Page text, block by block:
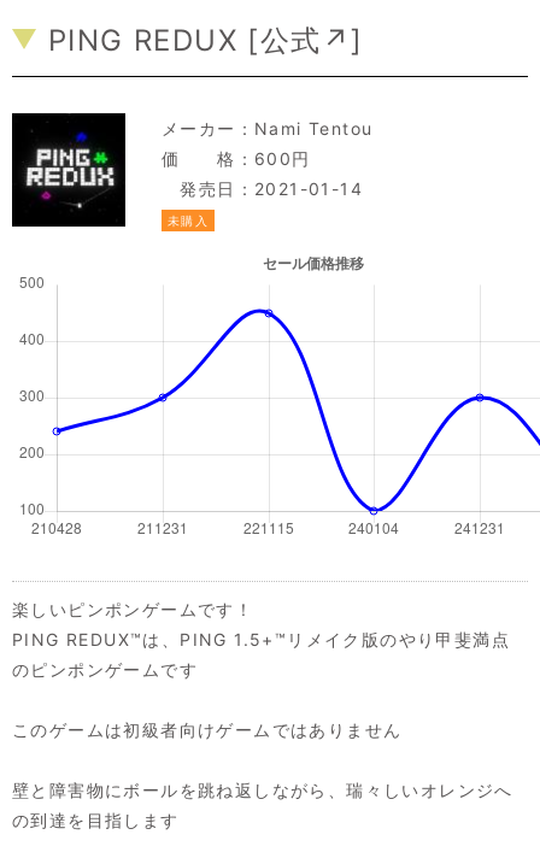
PING REDUX [公式↗]
メーカー： Nami Tentou
価 格：600円
発売日：2021-01-14
未購入
楽しいピンポンゲームです！
PING REDUX™は、PING 1.5+™リメイク版のやり甲斐満点
のピンポンゲームです
このゲームは初級者向けゲームではありません
壁と障害物にボールを跳ね返しながら、瑞々しいオレンジへ
の到達を目指します